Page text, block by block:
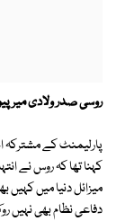
روسی صدر ولادی میر
پارلیمنٹ کے مشترکہ
کہنا تھا کہ روس نے
میزائل دنیا میں
دفاعی نظام بھی